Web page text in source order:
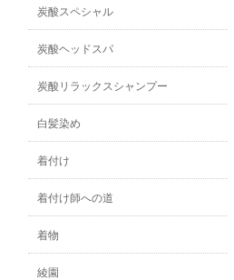
炭酸スペシャル
炭酸ヘッドスパ
炭酸リラックスシャンプー
白髪染め
着付け
着付け師への道
着物
綾園